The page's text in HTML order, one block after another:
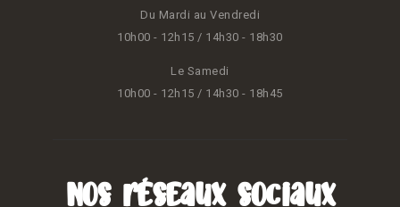
Du Mardi au Vendredi
10h00 - 12h15 / 14h30 - 18h30
Le Samedi
10h00 - 12h15 / 14h30 - 18h45
Nos réseaux sociaux